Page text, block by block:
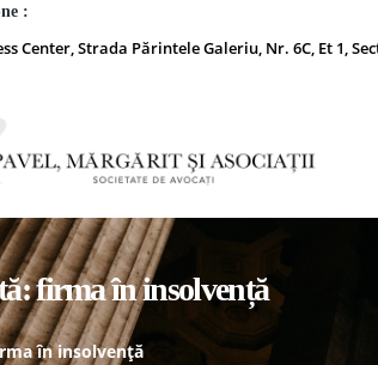
:
Center, Strada Părintele Galeriu, Nr. 6C, Et 1,
firma în insolvență
în insolvență